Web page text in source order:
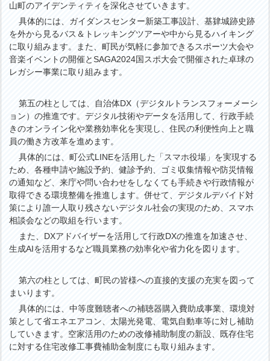
山町のアイデンティティを深化させていきます。
具体的には、ガイダンスセンター新築工事設計、基肄城跡史跡
を外から見るバス＆トレッキングツアーや中から見るハイキング
に取り組みます。また、町民が気軽に参加できるスポーツ大会や
音楽イベントの開催とSAGA2024国スポ大会で開催された卓球の
レガシー事業に取り組みます。
第五の柱としては、自治体DX（デジタルトランスフォーメーシ
ョン）の推進です。デジタル技術やデータを活用して、行政手続
きのオンライン化や業務効率化を実現し、住民の利便性向上と職
員の働き方改革を進めます。
具体的には、町公式LINEを活用した「スマホ役場」を実現する
ため、各種申請や施設予約、健診予約、ゴミ収集情報や防災情報
の通知など、来庁や問い合わせをしなくても手続きや行政情報が
取得できる環境整備を推進します。併せて、デジタルデバイド対
策により誰一人取り残さないデジタル社会の実現のため、スマホ
相談会などの取組を行います。
また、DXアドバイザーを活用して行政DXの推進を加速させ、
生成AIを活用するなど職員業務の効率化や省力化を図ります。
第六の柱としては、町民の皆様への直接的支援の充実を図って
まいります。
具体的には、中等度難聴者への補聴器購入費助成事業、環境対
策として省エネエアコン、太陽光発電、電気自動車等に対し補助
していきます。空家活用のための改修補助制度の新設、既存住宅
に対する住宅改修工事費補助金制度にも取り組みます。